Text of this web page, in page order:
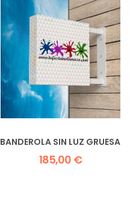
BANDEROLA SIN LUZ GRUESA
185,00 €